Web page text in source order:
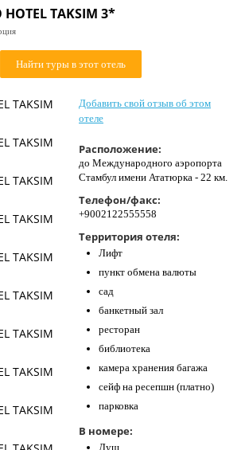
HOTEL TAKSIM 3*
Найти туры в этот отель
Добавить свой отзыв об этом
отеле
Расположение:
до Международного аэропорта
Стамбул имени Ататюрка - 22 км.
Телефон/факс:
+9002122555558
Территория отеля:
Лифт
пункт обмена валюты
сад
банкетный зал
ресторан
библиотека
камера хранения багажа
сейф на ресепшн (платно)
парковка
В номере:
Душ